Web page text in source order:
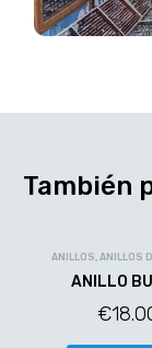
También
ANILLOS, ANILLOS
ANILLO
€